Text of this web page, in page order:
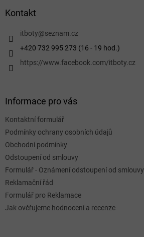
Kontakt
itboty@seznam.cz
+420 732 995 273 (16 - 19 hod.)
https://www.facebook.com/itboty.cz
Informace pro vás
Kontaktní formulář
Podmínky ochrany osobních údajů
Obchodní podmínky
Odstoupení od smlouvy
Formulář - Oznámení odstoupení od smlouvy
Reklamační řád
Formulář pro Reklamace
Jak ověřujeme hodnocení a recenze